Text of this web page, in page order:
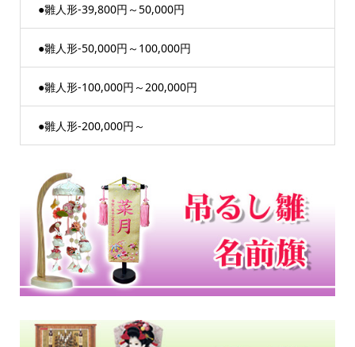
●雛人形-39,800円～50,000円
●雛人形-50,000円～100,000円
●雛人形-100,000円～200,000円
●雛人形-200,000円～